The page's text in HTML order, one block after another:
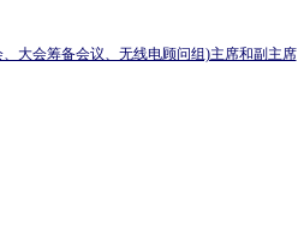
大会筹备会议、无线电顾问组)主席和副主席